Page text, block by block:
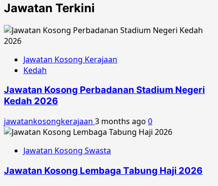
Jawatan Terkini
Jawatan Kosong Kerajaan
Kedah
Jawatan Kosong Perbadanan Stadium Negeri
Kedah 2026
jawatankosongkerajaan 3 months ago 0
Jawatan Kosong Swasta
Jawatan Kosong Lembaga Tabung Haji 2026